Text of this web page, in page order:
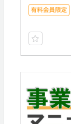
有料会員限定